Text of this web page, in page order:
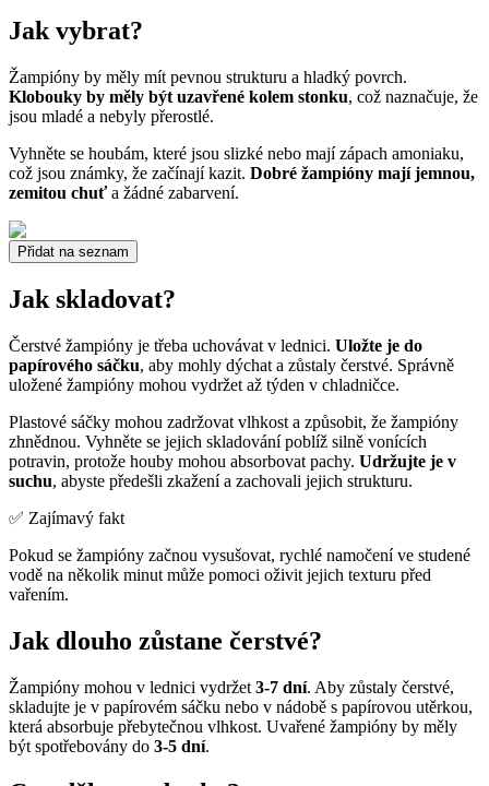
Jak vybrat?
Žampióny by měly mít pevnou strukturu a hladký povrch.
Klobouky by měly být uzavřené kolem stonku, což naznačuje, že
jsou mladé a nebyly přerostlé.
Vyhněte se houbám, které jsou slizké nebo mají zápach amoniaku,
což jsou známky, že začínají kazit. Dobré žampióny mají jemnou,
zemitou chuťa žádné zabarvení.
Přidat na seznam
Jak skladovat?
Čerstvé žampióny je třeba uchovávat v lednici. Uložte je do
papírového sáčku, aby mohly dýchat a zůstaly čerstvé. Správně
uložené žampióny mohou vydržet až týden v chladničce.
Plastové sáčky mohou zadržovat vlhkost a způsobit, že žampióny
zhnědnou. Vyhněte se jejich skladování poblíž silně vonících
potravin, protože houby mohou absorbovat pachy. Udržujte je v
suchu, abyste předešli zkažení a zachovali jejich strukturu.
✅ Zajímavý fakt
Pokud se žampióny začnou vysušovat, rychlé namočení ve studené
vodě na několik minut může pomoci oživit jejich texturu před
vařením.
Jak dlouho zůstane čerstvé?
Žampióny mohou v lednici vydržet 3-7 dní. Aby zůstaly čerstvé,
skladujte je v papírovém sáčku nebo v nádobě s papírovou utěrkou,
která absorbuje přebytečnou vlhkost. Uvařené žampióny by měly
být spotřebovány do 3-5 dní.